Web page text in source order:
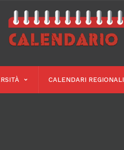
CALENDARI REGIONALI